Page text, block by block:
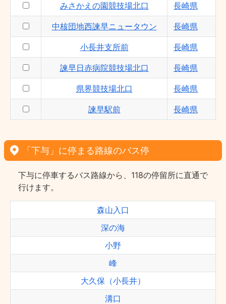
みさかえの園競技場北口 長崎県
中核団地西諫早ニュータウン 長崎県
小長井支所前 長崎県
諫早日赤病院競技場北口 長崎県
県界競技場北口 長崎県
諫早駅前 長崎県
「下与」に停まる路線のバス停
下与に停車するバス路線から、118の停留所に直通で
行けます。
森山入口
深の海
小野
峰
大久保（小長井）
溝口